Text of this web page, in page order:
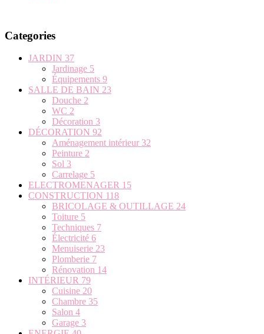
Categories
JARDIN 37
Jardinage 5
Équipements 9
SALLE DE BAIN 23
Douche 2
WC 2
Décoration 3
DÉCORATION 92
Aménagement intérieur 32
Peinture 2
Sol 3
Carrelage 5
ELECTROMENAGER 15
CONSTRUCTION 118
BRICOLAGE & OUTILLAGE 24
Toiture 5
Techniques 7
Électricité 6
Menuiserie 23
Plomberie 7
Rénovation 14
INTÉRIEUR 79
Cuisine 20
Chambre 35
Salon 4
Garage 3